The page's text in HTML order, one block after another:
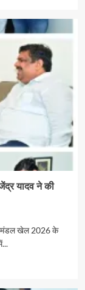
यादव ने की
खेल 2026 के